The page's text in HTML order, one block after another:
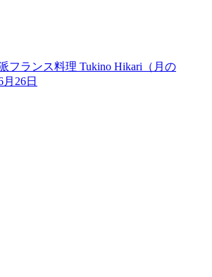
フランス料理 Tukino Hikari（月の
月26日